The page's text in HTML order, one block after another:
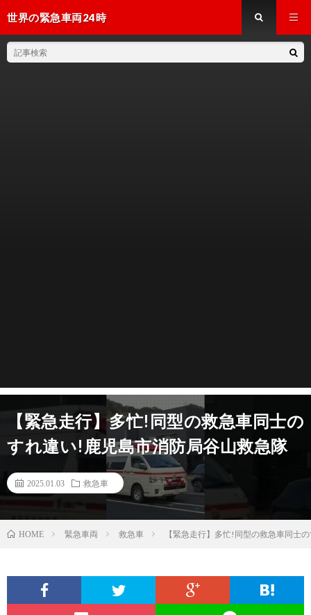
世界の緊急車両24時
【緊急走行】多忙!同型の救急車同士の
すれ違い!鹿児島市消防局谷山救急隊
2025.01.03 救急車
HOME 緊急車両 救急車 【緊急走行】多忙!同型の救急車同士